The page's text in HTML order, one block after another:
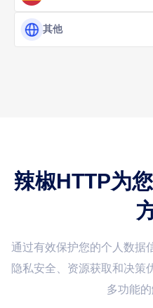
其他
辣椒HTTP为
通过有效保护您的个人数据
隐私安全、资源获取和决策
多功能的